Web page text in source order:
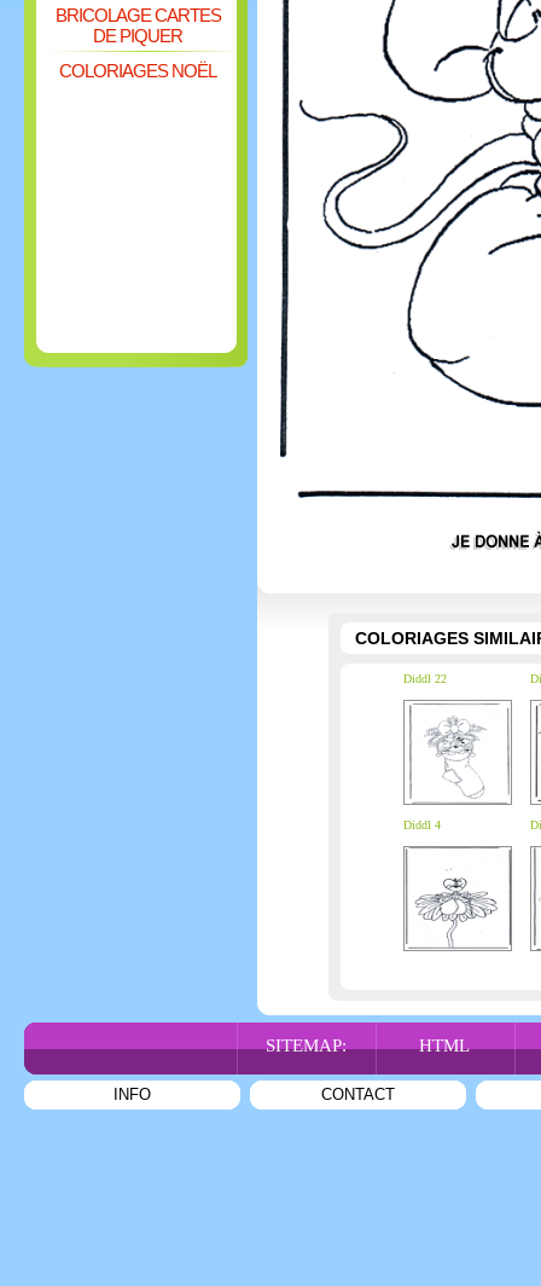
BRICOLAGE CARTES
DE PIQUER
COLORIAGES NOËL
COLORIAGES
Diddl 22
Diddl 4
SITEMAP: HTML
INFO CONTACT